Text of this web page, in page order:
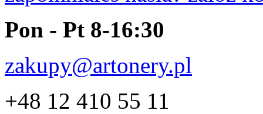
Pon - Pt 8-16:30
zakupy@artonery.pl
+48 12 410 55 11